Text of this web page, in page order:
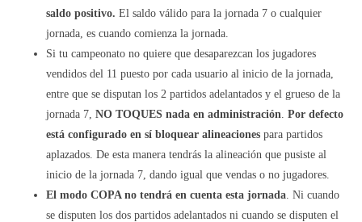
saldo positivo. El saldo válido para la jornada 7 o cualquier
jornada, es cuando comienza la jornada.
Si tu campeonato no quiere que desaparezcan los jugadores
vendidos del 11 puesto por cada usuario al inicio de la jornada,
entre que se disputan los 2 partidos adelantados y el grueso de la
jornada 7, NO TOQUES nada en administración Por defecto
está configurado en sí bloquear alineaciones para partidos
aplazados. De esta manera tendrás la alineación que pusiste al
inicio de la jornada 7, dando igual que vendas o no jugadores.
El modo COPA no tendrá en cuenta esta jornada . Ni cuando
se disputen los dos partidos adelantados ni cuando se disputen el